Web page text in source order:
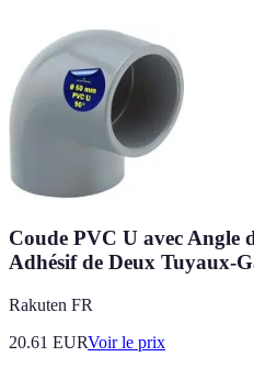
Coude PVC U avec Angle
Adhésif de Deux Tuyaux-
Rakuten FR
20.61 EURVoir le prix